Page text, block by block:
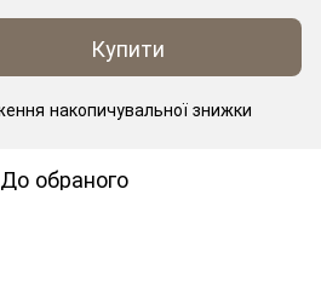
Купити
накопичувальної знижки
До обраного